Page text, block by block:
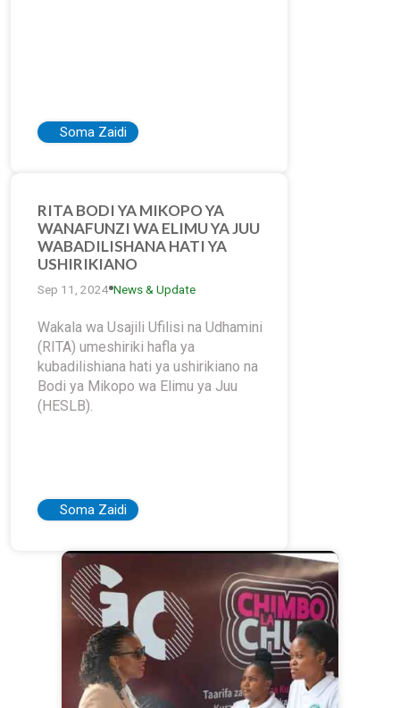
Soma Zaidi
RITA BODI YA MIKOPO YA
WANAFUNZI WA ELIMU YA JUU
WABADILISHANA HATI YA
USHIRIKIANO
Sep 11, 2024 News & Update
Wakala wa Usajili Ufilisi na Udhamini
(RITA) umeshiriki hafla ya
kubadilishiana hati ya ushirikiano na
Bodi ya Mikopo wa Elimu ya Juu
(HESLB).
Soma Zaidi